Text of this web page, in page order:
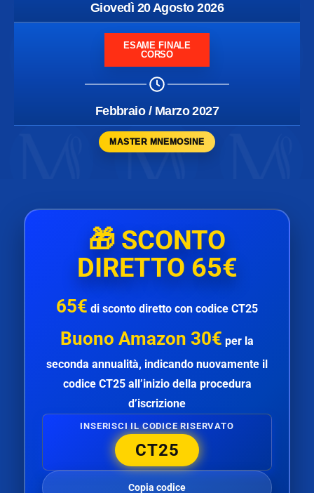
Giovedì 20 Agosto 2026
ESAME FINALE
CORSO
Febbraio / Marzo 2027
MASTER MNEMOSINE
🎁SCONTO
DIRETTO 65€
65€ di sconto diretto con codice CT25
Buono Amazon 30€ per la
seconda annualità, indicando nuovamente il
codice CT25all’inizio della procedura
d’iscrizione
INSERISCI IL CODICE RISERVATO
CT25
Copia codice